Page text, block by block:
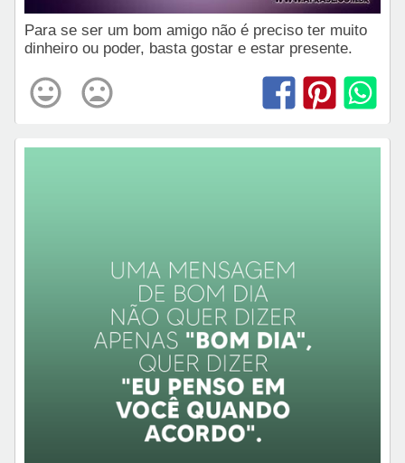
Para se ser um bom amigo não é preciso ter muito
dinheiro ou poder, basta gostar e estar presente.